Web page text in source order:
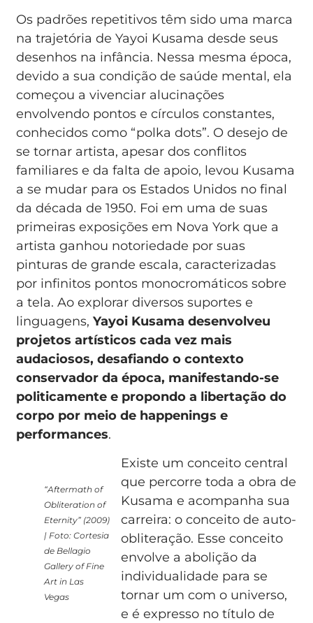
Os padrões repetitivos têm sido uma marca
na trajetória de Yayoi Kusama desde seus
desenhos na infância. Nessa mesma época,
devido a sua condição de saúde mental, ela
começou a vivenciar alucinações
envolvendo pontos e círculos constantes,
conhecidos como “polka dots”. O desejo de
se tornar artista, apesar dos conflitos
familiares e da falta de apoio, levou Kusama
a se mudar para os Estados Unidos no final
da década de 1950. Foi em uma de suas
primeiras exposições em Nova York que a
artista ganhou notoriedade por suas
pinturas de grande escala, caracterizadas
por infinitos pontos monocromáticos sobre
a tela. Ao explorar diversos suportes e
linguagens,Yayoi Kusama desenvolveu
projetos artísticos cada vez mais
audaciosos, desafiando o contexto
conservador da época, manifestando-se
politicamente e propondo a libertação do
corpo por meio de happenings e
performances.
“Aftermath of
Obliteration of
Eternity” (2009)
| Foto: Cortesia
de Bellagio
Gallery of Fine
Art in Las
Vegas
Existe um conceito central
que percorre toda a obra de
Kusama e acompanha sua
carreira: o conceito de auto-
obliteração. Esse conceito
envolve a abolição da
individualidade para se
tornar um com o universo,
e é expresso no título de